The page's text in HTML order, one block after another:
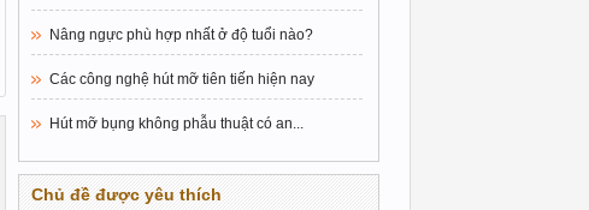
Nâng ngực phù hợp nhất ở độ tuổi nào?
Các công nghệ hút mỡ tiên tiến hiện nay
Hút mỡ bụng không phẫu thuật có an...
Chủ đề được yêu thích